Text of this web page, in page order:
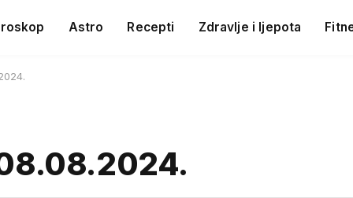
Astro Recepti Zdravlje i ljepota